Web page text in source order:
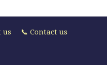
us 📞 Contact us